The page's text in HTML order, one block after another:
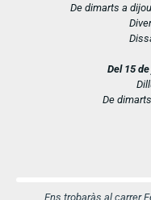
De dimarts a
Del 15
De
Ens trobaràs al carrer